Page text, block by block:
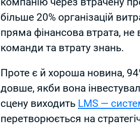
більше 20% організацій
пряма фінансова втрата,
команди та втрату знань.
Проте є й хороша новина,
довше, якби вона
сцену виходить LMS —
перетворюється на